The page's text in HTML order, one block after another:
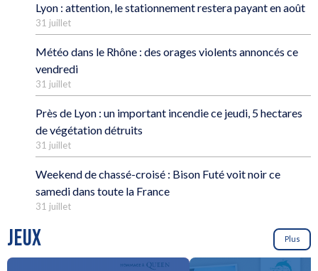
Lyon : attention, le stationnement restera payant en août
31 juillet
Météo dans le Rhône : des orages violents annoncés ce
vendredi
31 juillet
Près de Lyon : un important incendie ce jeudi, 5 hectares
de végétation détruits
31 juillet
Weekend de chassé-croisé : Bison Futé voit noir ce
samedi dans toute la France
31 juillet
JEUX Plus